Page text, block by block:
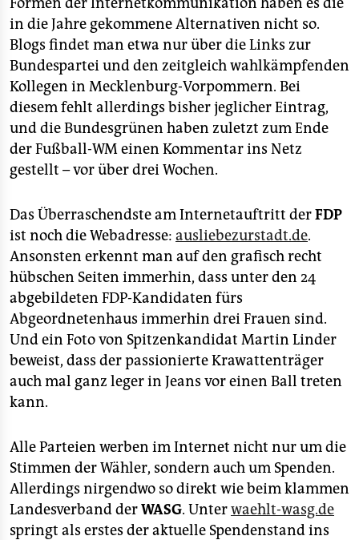
in die Jahre gekommene Alternativen nicht so.
Blogs findet man etwa nur über die Links zur
Bundespartei und den zeitgleich wahlkämpfenden
Kollegen in Mecklenburg-Vorpommern. Bei
diesem fehlt allerdings bisher jeglicher Eintrag,
und die Bundesgrünen haben zuletzt zum Ende
der Fußball-WM einen Kommentar ins Netz
gestellt – vor über drei Wochen.
Das Überraschendste am Internetauftritt derFDP
ist noch die Webadresse: ausliebezurstadt.de.
Ansonsten erkennt man auf den grafisch recht
hübschen Seiten immerhin, dass unter den 24
abgebildeten FDP-Kandidaten fürs
Abgeordnetenhaus immerhin drei Frauen sind.
Und ein Foto von Spitzenkandidat Martin Linder
beweist, dass der passionierte Krawattenträger
auch mal ganz leger in Jeans vor einen Ball treten
kann.
Alle Parteien werben im Internet nicht nur um die
Stimmen der Wähler, sondern auch um Spenden.
Allerdings nirgendwo so direkt wie beim klammen
Landesverband derWASG. Unterwaehlt-wasg.de
springt als erstes der aktuelle Spendenstand ins